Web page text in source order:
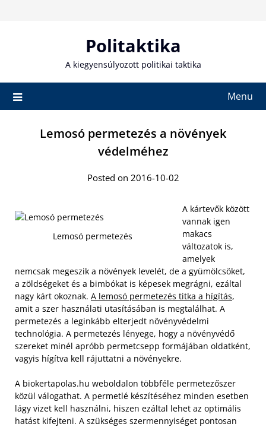
Politaktika
A kiegyensúlyozott politikai taktika
Menu
Lemosó permetezés a növények
védelméhez
Posted on 2016-10-02
Lemosó permetezés
A kártevők között
vannak igen
makacs
változatok is,
amelyek
nemcsak megeszik a növények levelét, de a gyümölcsöket,
a zöldségeket és a bimbókat is képesek megrágni, ezáltal
nagy kárt okoznak. A lemosó permetezés titka a hígítás,
amit a szer használati utasításában is megtalálhat. A
permetezés a leginkább elterjedt növényvédelmi
technológia. A permetezés lényege, hogy a növényvédő
szereket minél apróbb permetcsepp formájában oldatként,
vagyis hígítva kell rájuttatni a növényekre.
A biokertapolas.hu weboldalon többféle permetezőszer
közül válogathat. A permetlé készítéséhez minden esetben
lágy vizet kell használni, hiszen ezáltal lehet az optimális
hatást kifejteni. A szükséges szermennyiséget pontosan